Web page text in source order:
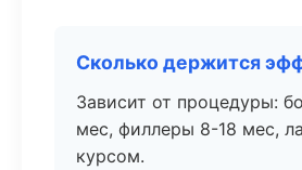
Сколько держится
Зависит от процедуры:
мес, филлеры 8-18 мес,
курсом.